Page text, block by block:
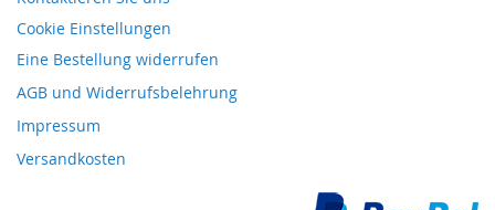
Cookie Einstellungen
Eine Bestellung widerrufen
AGB und Widerrufsbelehrung
Impressum
Versandkosten